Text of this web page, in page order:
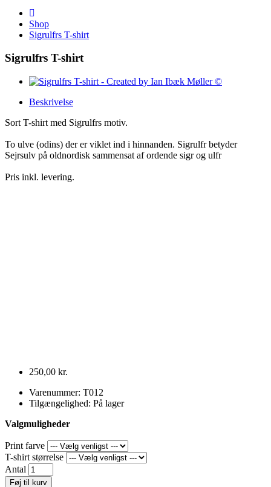
Shop
Sigrulfrs T-shirt
Sigrulfrs T-shirt
Beskrivelse
Sort T-shirt med Sigrulfrs motiv.
To ulve (odins) der er viklet ind i hinnanden. Sigrulfr betyder
Sejrsulv på oldnordisk sammensat af ordende sigr og ulfr
Pris inkl. levering.
250,00 kr.
Varenummer: T012
Tilgængelighed: På lager
Valgmuligheder
Print farve
T-shirt størrelse
Antal
Føj til kurv